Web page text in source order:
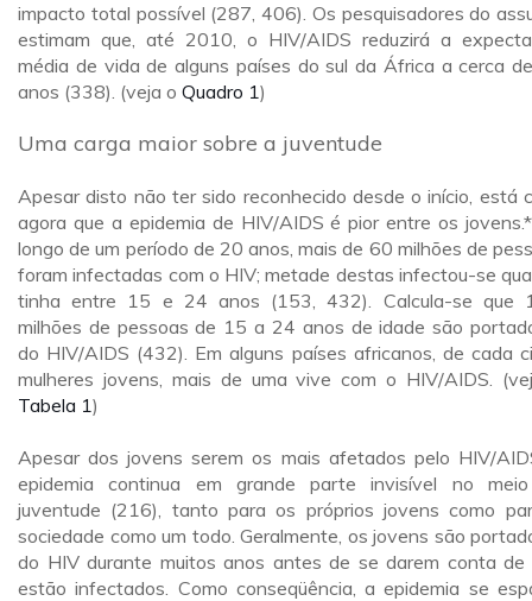
impacto total possível (287, 406). Os pesquisadores do
estimam que, até 2010, o HIV/AIDS reduzirá a
média de vida de alguns países do sul da África a cerca
anos (338). (veja o Quadro 1)
Uma carga maior sobre a juventude
Apesar disto não ter sido reconhecido desde o início, está
agora que a epidemia de HIV/AIDS é pior entre os
longo de um período de 20 anos, mais de 60 milhões de
foram infectadas com o HIV; metade destas infectou-se
tinha entre 15 e 24 anos (153, 432). Calcula-se que
milhões de pessoas de 15 a 24 anos de idade são
do HIV/AIDS (432). Em alguns países africanos, de cada
mulheres jovens, mais de uma vive com o HIV/AIDS.
Tabela 1)
Apesar dos jovens serem os mais afetados pelo HIV/
epidemia continua em grande parte invisível no
juventude (216), tanto para os próprios jovens como
sociedade como um todo. Geralmente, os jovens são
do HIV durante muitos anos antes de se darem conta de
estão infectados. Como conseqüência, a epidemia se